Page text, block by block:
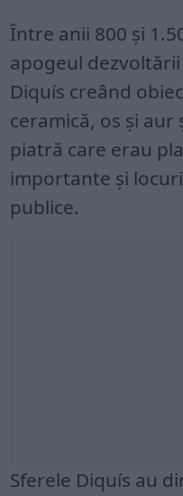
Între anii 800 și
apogeul
Diquís creând
ceramică, os și aur
piatră care erau
importante și
publice.
Sferele Diquís au